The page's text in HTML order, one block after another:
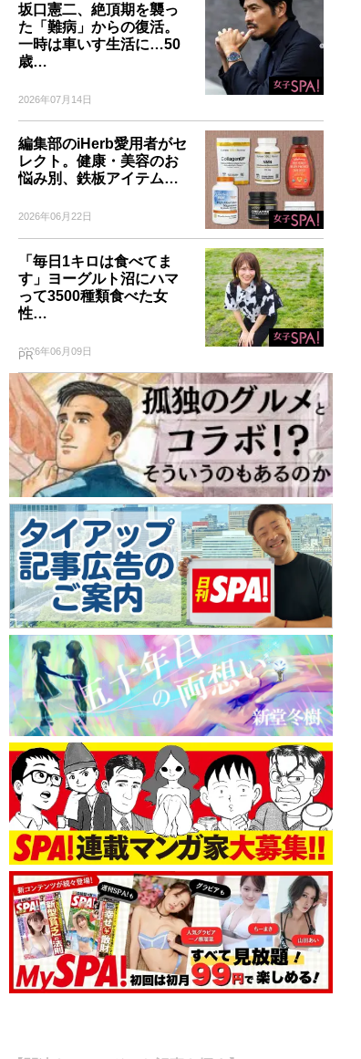
坂口憲二、絶頂期を襲っ
た「難病」からの復活。
一時は車いす生活に…50
歳…
2026年07月14日
編集部のiHerb愛用者がセ
レクト。健康・美容のお
悩み別、鉄板アイテム…
2026年06月22日
「毎日1キロは食べてま
す」ヨーグルト沼にハマ
って3500種類食べた女
性…
2026年06月09日
PR